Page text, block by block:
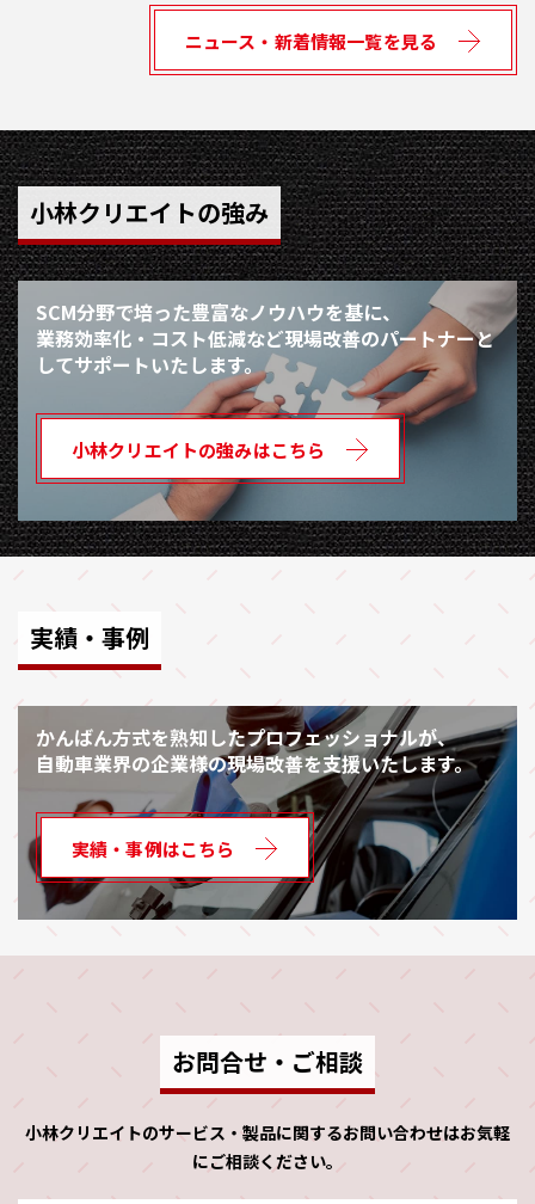
ニュース・新着情報一覧を見る
小林クリエイトの強み
SCM分野で培った豊富なノウハウを基に、
業務効率化・コスト低減など現場改善のパートナーと
してサポートいたします。
小林クリエイトの強みはこちら
実績・事例
かんばん方式を熟知したプロフェッショナルが、
自動車業界の企業様の現場改善を支援いたします。
実績・事例はこちら
お問合せ・ご相談
小林クリエイトのサービス・製品に関するお問い合わせはお気軽
にご相談ください。